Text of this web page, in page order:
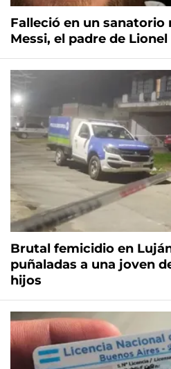
Falleció en un sanatorio
Messi, el padre de Lionel
Brutal femicidio en
puñaladas a una joven
hijos